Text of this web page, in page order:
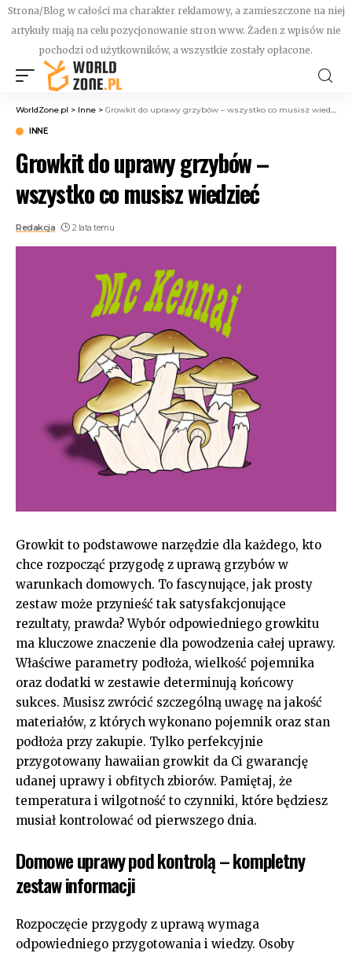
Strona/Blog w całości ma charakter reklamowy, a zamieszczone na niej
artykuły mają na celu pozycjonowanie stron www. Żaden z wpisów nie
pochodzi od użytkowników, a wszystkie zostały opłacone.
WorldZone.pl > Inne > Growkit do uprawy grzybów – wszystko co musisz wiedzieć
INNE
Growkit do uprawy grzybów –
wszystko co musisz wiedzieć
Redakcja 2 lata temu
Growkit to podstawowe narzędzie dla każdego, kto
chce rozpocząć przygodę z uprawą grzybów w
warunkach domowych. To fascynujące, jak prosty
zestaw może przynieść tak satysfakcjonujące
rezultaty, prawda? Wybór odpowiedniego growkitu
ma kluczowe znaczenie dla powodzenia całej uprawy.
Właściwe parametry podłoża, wielkość pojemnika
oraz dodatki w zestawie determinują końcowy
sukces. Musisz zwrócić szczególną uwagę na jakość
materiałów, z których wykonano pojemnik oraz stan
podłoża przy zakupie. Tylko perfekcyjnie
przygotowany hawaiian growkit da Ci gwarancję
udanej uprawy i obfitych zbiorów. Pamiętaj, że
temperatura i wilgotność to czynniki, które będziesz
musiał kontrolować od pierwszego dnia.
Domowe uprawy pod kontrolą – kompletny
zestaw informacji
Rozpoczęcie przygody z uprawą wymaga
odpowiedniego przygotowania i wiedzy. Osoby